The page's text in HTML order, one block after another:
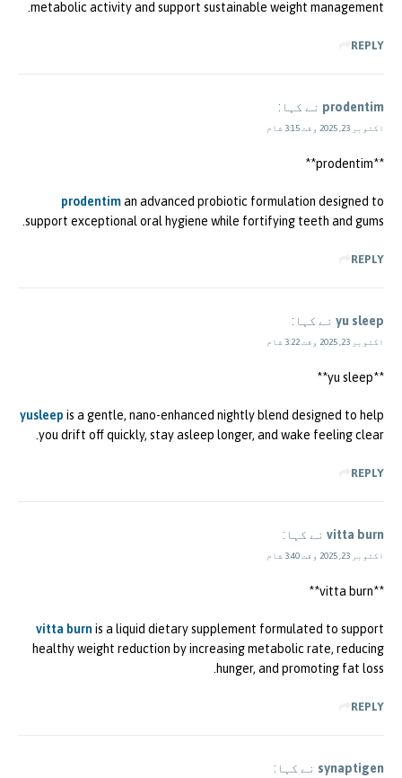
metabolic activity and support sustainable weight management.
REPLY
prodentim نے کہا:
اکتوبر 23, 2025 وقت 3:15 شام
** prodentim**
prodentiman advanced probiotic formulation designed to
support exceptional oral hygiene while fortifying teeth and gums.
REPLY
yu sleep نے کہا:
اکتوبر 23, 2025 وقت 3:22 شام
**yu sleep**
yusleep is a gentle, nano-enhanced nightly blend designed to help
you drift off quickly, stay asleep longer, and wake feeling clear.
REPLY
vitta burn نے کہا:
اکتوبر 23, 2025 وقت 3:40 شام
**vitta burn**
vitta burn is a liquid dietary supplement formulated to support
healthy weight reduction by increasing metabolic rate, reducing
hunger, and promoting fat loss.
REPLY
synaptigen نے کہا: